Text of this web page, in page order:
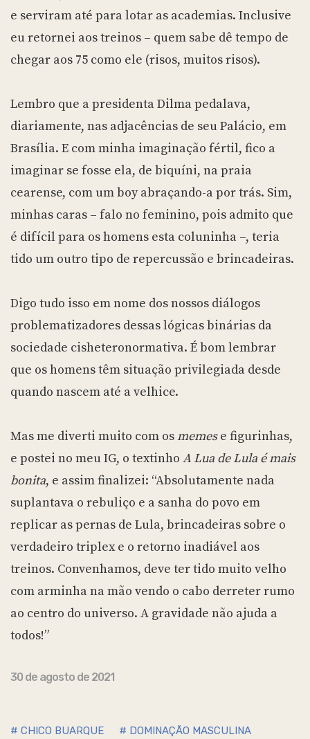
e serviram até para lotar as academias. Inclusive
eu retornei aos treinos – quem sabe dê tempo de
chegar aos 75 como ele (risos, muitos risos).
Lembro que a presidenta Dilma pedalava,
diariamente, nas adjacências de seu Palácio, em
Brasília. E com minha imaginação fértil, fico a
imaginar se fosse ela, de biquíni, na praia
cearense, com um boy abraçando-a por trás. Sim,
minhas caras – falo no feminino, pois admito que
é difícil para os homens esta coluninha –, teria
tido um outro tipo de repercussão e brincadeiras.
Digo tudo isso em nome dos nossos diálogos
problematizadores dessas lógicas binárias da
sociedade cisheteronormativa. É bom lembrar
que os homens têm situação privilegiada desde
quando nascem até a velhice.
Mas me diverti muito com osmemese figurinhas,
e postei no meu IG, o textinho A Lua de Lula é mais
bonita, e assim finalizei: “Absolutamente nada
suplantava o rebuliço e a sanha do povo em
replicar as pernas de Lula, brincadeiras sobre o
verdadeiro triplex e o retorno inadiável aos
treinos. Convenhamos, deve ter tido muito velho
com arminha na mão vendo o cabo derreter rumo
ao centro do universo. A gravidade não ajuda a
todos!”
30 de agosto de 2021
# CHICO BUARQUE # DOMINAÇÃO MASCULINA